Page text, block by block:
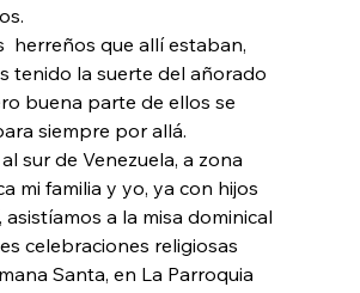
herreños que allí estaban,
tenido la suerte del añorado
buena parte de ellos se
siempre por allá.
sur de Venezuela, a zona
mi familia y yo, ya con hijos
asistíamos a la misa dominical
celebraciones religiosas
Santa, en La Parroquia